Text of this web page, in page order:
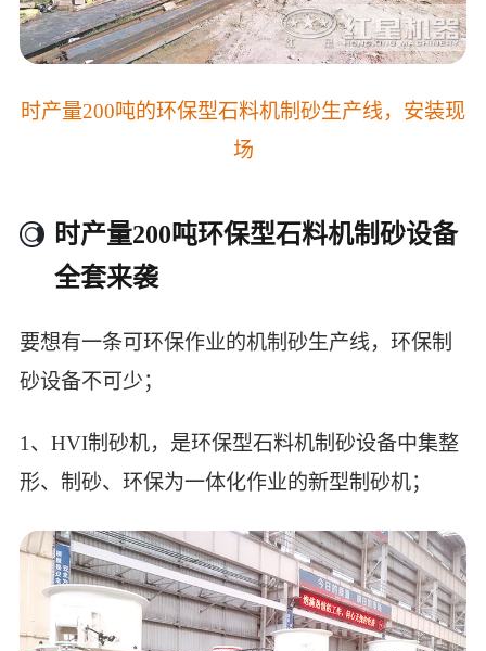
时产量200吨的环保型石料机制砂生产线， 安装现
场
时产量200吨环保型石料机制砂设备
全套来袭
要想有一条可环保作业的机制砂生产线，环保制
砂设备不可少；
1、HVI制砂机，是环保型石料机制砂设备中集整
形、制砂、环保为一体化作业的新型制砂机；